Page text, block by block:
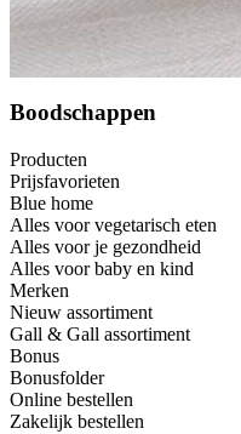
Boodschappen
Producten
Prijsfavorieten
Blue home
Alles voor vegetarisch eten
Alles voor je gezondheid
Alles voor baby en kind
Merken
Nieuw assortiment
Gall & Gall assortiment
Bonus
Bonusfolder
Online bestellen
Zakelijk bestellen